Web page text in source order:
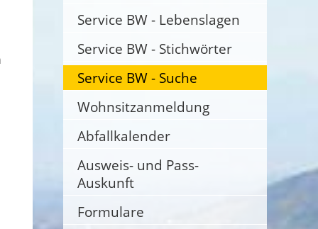
Service BW - Lebenslagen
Service BW - Stichwörter
Service BW - Suche
Wohnsitzanmeldung
Abfallkalender
Ausweis- und Pass-
Auskunft
Formulare